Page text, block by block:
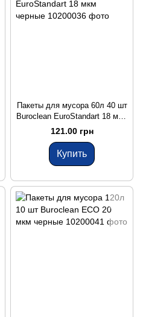
Пакеты для мусора 60л 40 шт
Buroclean EuroStandart 18 мкм
черные
121.00 грн
Купить